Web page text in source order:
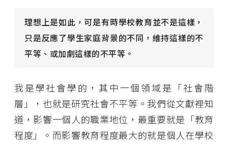
理想上是如此，可是有時學校教育並不是這樣，
只是反應了學生家庭背景的不同，維持這樣的不
平等、或加劇這樣的不平等。
我是學社會學的，其中一個領域是「社會階
層」，也就是研究社會不平等。我們從文獻裡知
道，影響一個人的職業地位，最重要就是「教育
程度」。而影響教育程度最大的就是個人在學校